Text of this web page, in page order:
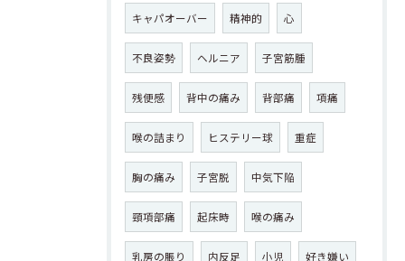
キャパオーバー 精神的 心
不良姿勢 ヘルニア 子宮筋腫
残便感 背中の痛み 背部痛 項痛
喉の詰まり ヒステリー球 重症
胸の痛み 子宮脱 中気下陥
頸項部痛 起床時 喉の痛み
乳房の脹り 内反足 小児 好き嫌い